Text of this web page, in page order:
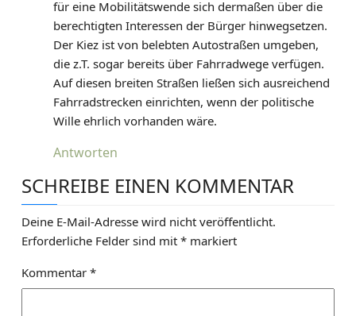
für eine Mobilitätswende sich dermaßen über die
berechtigten Interessen der Bürger hinwegsetzen.
Der Kiez ist von belebten Autostraßen umgeben,
die z.T. sogar bereits über Fahrradwege verfügen.
Auf diesen breiten Straßen ließen sich ausreichend
Fahrradstrecken einrichten, wenn der politische
Wille ehrlich vorhanden wäre.
Antworten
SCHREIBE EINEN KOMMENTAR
Deine E-Mail-Adresse wird nicht veröffentlicht.
Erforderliche Felder sind mit * markiert
Kommentar *